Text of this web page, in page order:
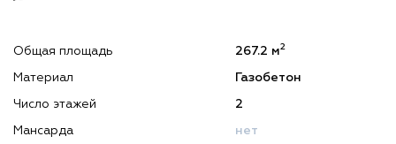
Общая площадь 267.2 м2
Материал Газобетон
Число этажей 2
Мансарда нет